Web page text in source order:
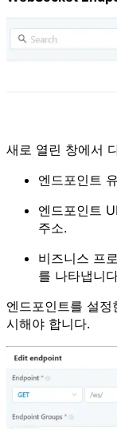
새로 열린 창에서
엔드포인트
엔드포인트
주소.
비즈니스 프
를 나타냅니
엔드포인트를 설
시해야 합니다.